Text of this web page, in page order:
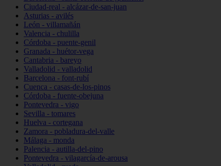
Ciudad-real - alcázar-de-san-juan
Asturias - avilés
León - villamañán
Valencia - chulilla
Córdoba - puente-genil
Granada - huétor-vega
Cantabria - bareyo
Valladolid - valladolid
Barcelona - font-rubí
Cuenca - casas-de-los-pinos
Córdoba - fuente-obejuna
Pontevedra - vigo
Sevilla - tomares
Huelva - cortegana
Zamora - pobladura-del-valle
Málaga - monda
Palencia - autilla-del-pino
Pontevedra - vilagarcía-de-arousa